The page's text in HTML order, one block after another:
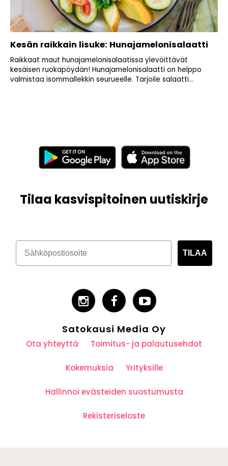
Kesän raikkain lisuke: Hunajamelonisalaatti
Raikkaat maut hunajamelonisalaatissa ylevöittävät
kesäisen ruokapöydän! Hunajamelonisalaatti on helppo
valmistaa isommallekkin seurueelle. Tarjoile salaatti...
Tilaa kasvispitoinen uutiskirje
TILAA
Satokausi Media Oy
Ota yhteyttä Toimitus- ja palautusehdot
Kokemuksia Yrityksille
Hallinnoi evästeiden suostumusta
Rekisteriseloste